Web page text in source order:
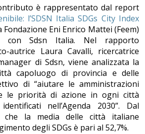
è rappresentato dal report
l’SDSN Italia SDGs City Index
Fondazione Eni Enrico Mattei (Feem)
con Sdsn Italia. Nel rapporto
autrice Laura Cavalli, ricercatrice
di Sdsn, viene analizzata la
capoluogo di provincia e delle
di “aiutare le amministrazioni
le priorità di azione in ogni città
nell’Agenda 2030”. Dal
che la media delle città italiane
degli SDGs è pari al 52,7%.